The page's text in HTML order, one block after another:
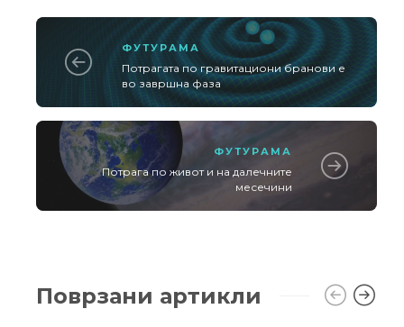
ФУТУРАМА
Потрагата по гравитациони бранови е
во завршна фаза
ФУТУРАМА
Потрага по живот и на далечните
месечини
Поврзани артикли